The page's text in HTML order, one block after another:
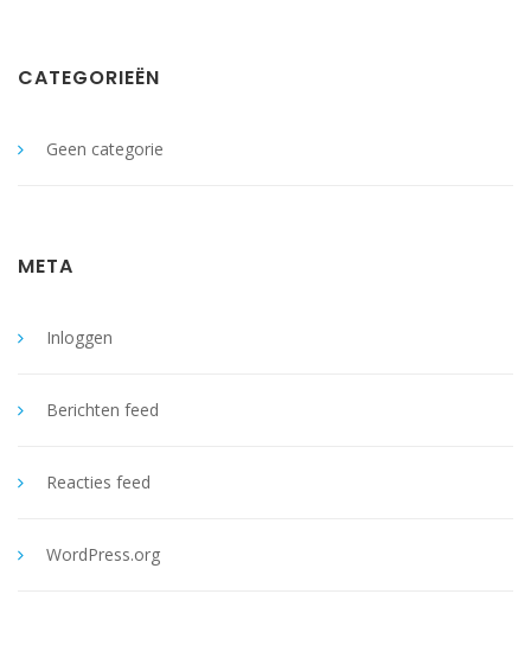
CATEGORIEËN
Geen categorie
META
Inloggen
Berichten feed
Reacties feed
WordPress.org